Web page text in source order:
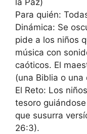
la Paz)
Para quién:
Dinámica: Se
pide a los niños
música con
caóticos. El
(una Biblia o
El Reto: Los
tesoro
que susurra
26:3).